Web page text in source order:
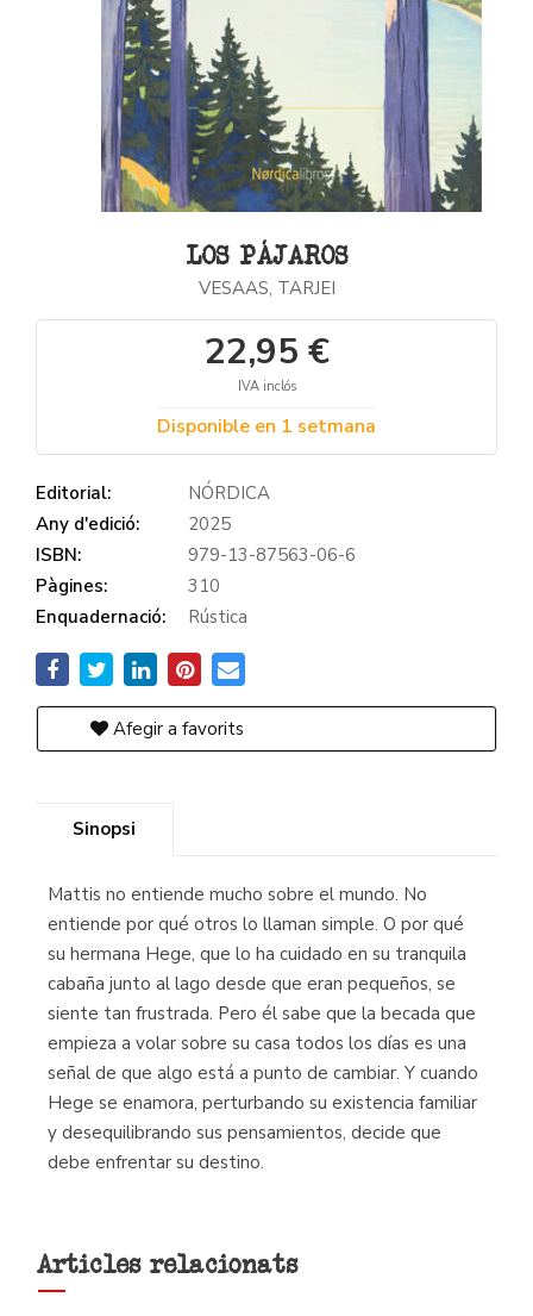
LOS PÁJAROS
VESAAS, TARJEI
22,95 €
IVA inclós
Disponible en 1 setmana
Editorial:
NÓRDICA
Any d'edició:
2025
ISBN:
979-13-87563-06-6
Pàgines:
310
Enquadernació:
Rústica
Afegir a favorits
Sinopsi
Mattis no entiende mucho sobre el mundo. No
entiende por qué otros lo llaman simple. O por qué
su hermana Hege, que lo ha cuidado en su tranquila
cabaña junto al lago desde que eran pequeños, se
siente tan frustrada. Pero él sabe que la becada que
empieza a volar sobre su casa todos los días es una
señal de que algo está a punto de cambiar. Y cuando
Hege se enamora, perturbando su existencia familiar
y desequilibrando sus pensamientos, decide que
debe enfrentar su destino.
Articles relacionats